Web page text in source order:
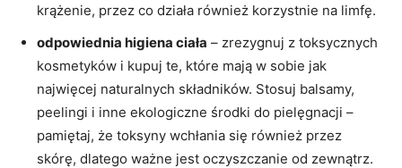
krążenie, przez co działa również korzystnie na limfę.
odpowiednia higiena ciała – zrezygnuj z toksycznych
kosmetyków i kupuj te, które mają w sobie jak
najwięcej naturalnych składników. Stosuj balsamy,
peelingi i inne ekologiczne środki do pielęgnacji –
pamiętaj, że toksyny wchłania się również przez
skórę, dlatego ważne jest oczyszczanie od zewnątrz.